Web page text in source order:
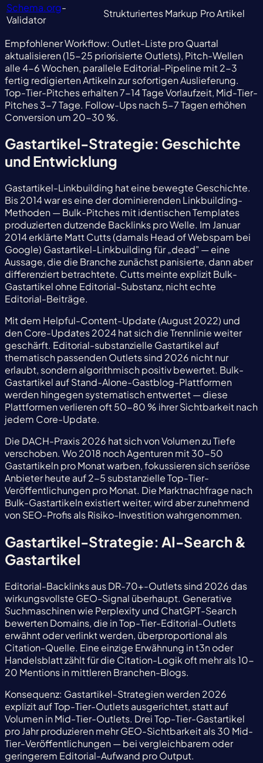
Schema.org-
Validator
Strukturiertes Markup Pro Artikel
Empfohlener Workflow: Outlet-Liste pro Quartal
aktualisieren (15-25 priorisierte Outlets), Pitch-Wellen
alle 4-6 Wochen, parallele Editorial-Pipeline mit 2-3
fertig redigierten Artikeln zur sofortigen Auslieferung.
Top-Tier-Pitches erhalten 7-14 Tage Vorlaufzeit, Mid-Tier-
Pitches 3-7 Tage. Follow-Ups nach 5-7 Tagen erhöhen
Conversion um 20-30 %.
Gastartikel-Strategie: Geschichte
und Entwicklung
Gastartikel-Linkbuilding hat eine bewegte Geschichte.
Bis 2014 war es eine der dominierenden Linkbuilding-
Methoden — Bulk-Pitches mit identischen Templates
produzierten dutzende Backlinks pro Welle. Im Januar
2014 erklärte Matt Cutts (damals Head of Webspam bei
Google) Gastartikel-Linkbuilding für „dead" — eine
Aussage, die die Branche zunächst panisierte, dann aber
differenziert betrachtete. Cutts meinte explizit Bulk-
Gastartikel ohne Editorial-Substanz, nicht echte
Editorial-Beiträge.
Mit dem Helpful-Content-Update (August 2022) und
den Core-Updates 2024 hat sich die Trennlinie weiter
geschärft. Editorial-substanzielle Gastartikel auf
thematisch passenden Outlets sind 2026 nicht nur
erlaubt, sondern algorithmisch positiv bewertet. Bulk-
Gastartikel auf Stand-Alone-Gastblog-Plattformen
werden hingegen systematisch entwertet — diese
Plattformen verlieren oft 50-80 % ihrer Sichtbarkeit nach
jedem Core-Update.
Die DACH-Praxis 2026 hat sich von Volumen zu Tiefe
verschoben. Wo 2018 noch Agenturen mit 30-50
Gastartikeln pro Monat warben, fokussieren sich seriöse
Anbieter heute auf 2-5 substanzielle Top-Tier-
Veröffentlichungen pro Monat. Die Marktnachfrage nach
Bulk-Gastartikeln existiert weiter, wird aber zunehmend
von SEO-Profis als Risiko-Investition wahrgenommen.
Gastartikel-Strategie: AI-Search &
Gastartikel
Editorial-Backlinks aus DR-70+-Outlets sind 2026 das
wirkungsvollste GEO-Signal überhaupt. Generative
Suchmaschinen wie Perplexity und ChatGPT-Search
bewerten Domains, die in Top-Tier-Editorial-Outlets
erwähnt oder verlinkt werden, überproportional als
Citation-Quelle. Eine einzige Erwähnung in t3n oder
Handelsblatt zählt für die Citation-Logik oft mehr als 10-
20 Mentions in mittleren Branchen-Blogs.
Konsequenz: Gastartikel-Strategien werden 2026
explizit auf Top-Tier-Outlets ausgerichtet, statt auf
Volumen in Mid-Tier-Outlets. Drei Top-Tier-Gastartikel
pro Jahr produzieren mehr GEO-Sichtbarkeit als 30 Mid-
Tier-Veröffentlichungen — bei vergleichbarem oder
geringerem Editorial-Aufwand pro Output.